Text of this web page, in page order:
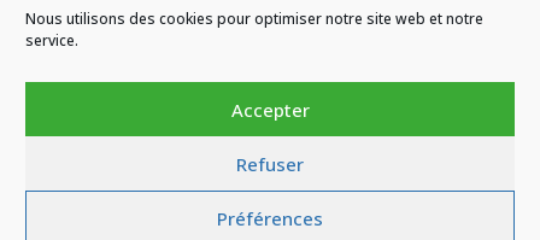
Nous utilisons des cookies pour optimiser notre site web et notre
service.
Accepter
Refuser
Préférences
hors congés
| Copyright © 2026 Tous droits réservés